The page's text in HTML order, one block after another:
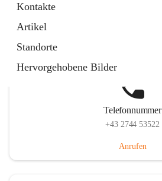
Kontakte
Artikel
Standorte
Hervorgehobene Bilder
Telefonnummer
+43 2744 53522
Anrufen